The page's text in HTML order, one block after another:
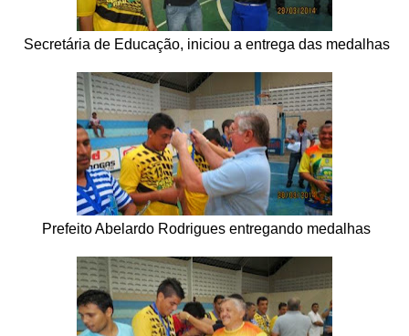
Secretária de Educação, iniciou a entrega das medalhas
Prefeito Abelardo Rodrigues entregando medalhas